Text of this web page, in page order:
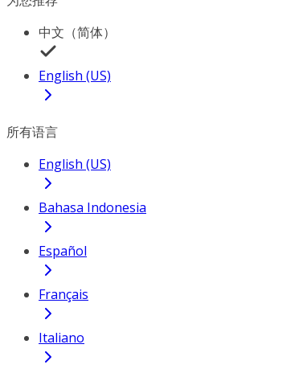
中文（简体）
English (US)
所有语言
English (US)
Bahasa Indonesia
Español
Français
Italiano